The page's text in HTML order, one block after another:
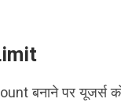
बनाने पर यूजर्स